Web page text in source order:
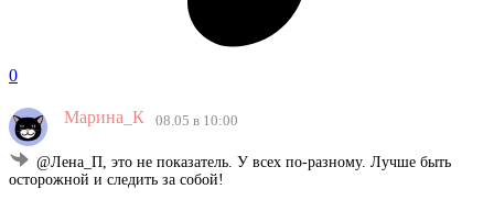
0
Марина_К 08.05 в 10:00
@Лена_П, это не показатель. У всех по-разному. Лучше быть
осторожной и следить за собой!